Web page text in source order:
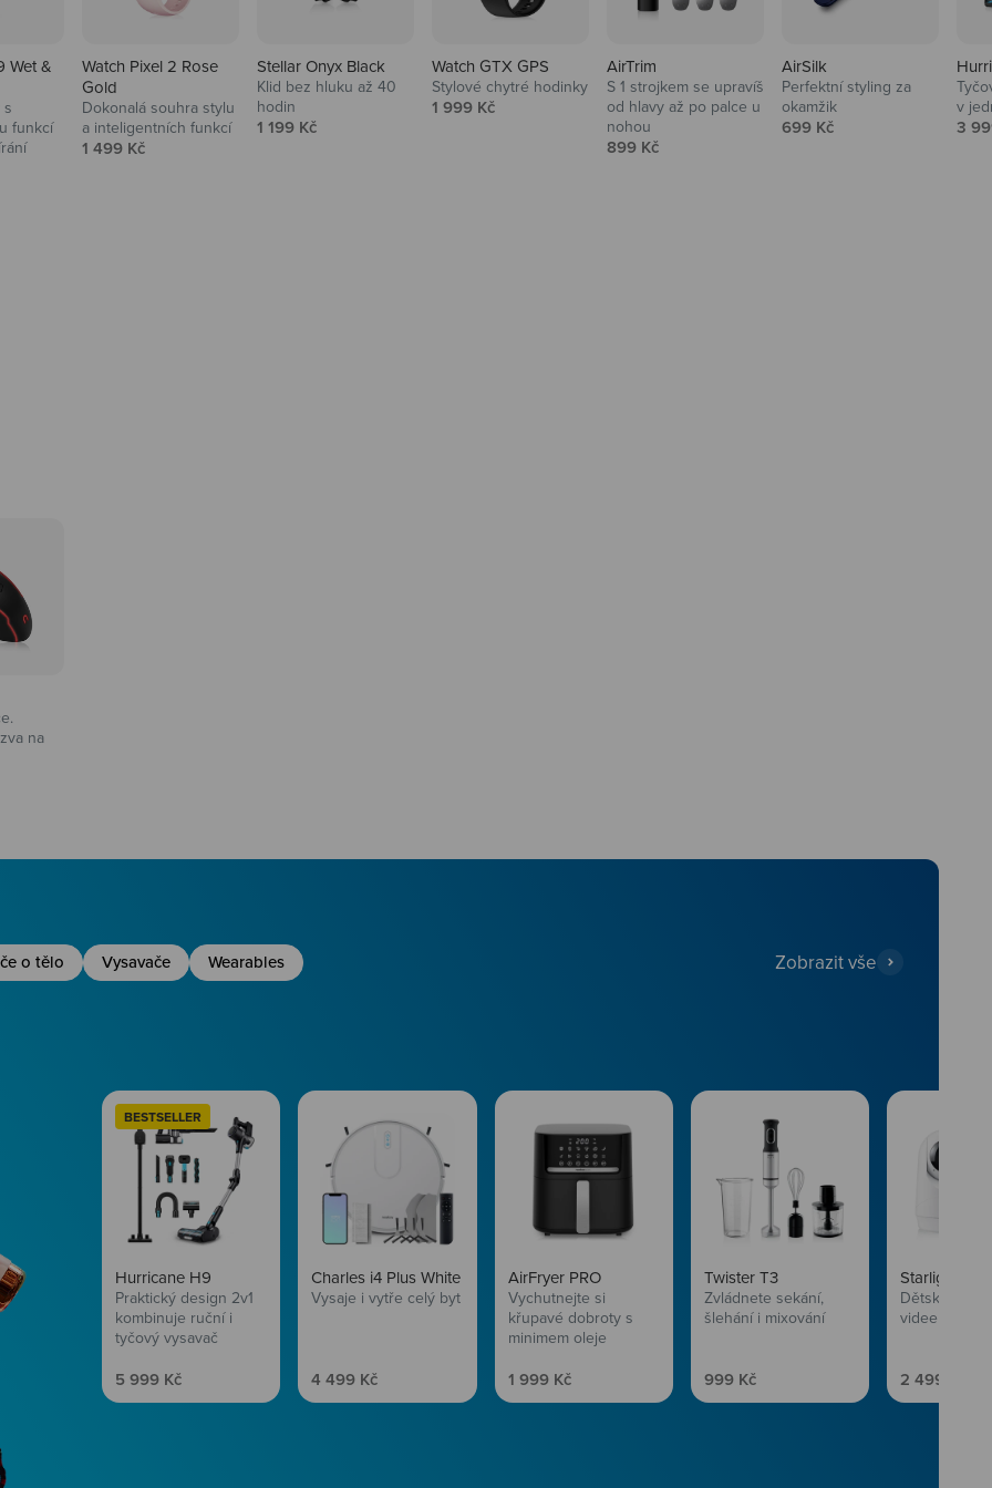
Wet &
s
funkcí
Watch Pixel 2 Rose
Gold
Dokonalá souhra stylu
a inteligentních funkcí
Prodejní cena
1 499 Kč
Stellar Onyx Black
Klid bez hluku až 40
hodin
Prodejní cena
1 199 Kč
Watch GTX GPS
Stylové chytré hodinky
Prodejní cena
1 999 Kč
AirTrim
S 1 strojkem se upravíš
od hlavy až po palce u
nohou
Prodejní cena
899 Kč
AirSilk
Perfektní styling za
okamžik
Prodejní cena
699 Kč
v
3
na
o tělo Vysavače Wearables Zobrazit vše
BESTSELLER
Hurricane H9
Praktický design 2v1
kombinuje ruční i
tyčový vysavač
Prodejní cena
5 999 Kč
Charles i4 Plus White
Vysaje i vytře celý byt
Prodejní cena
4 499 Kč
AirFryer PRO
Vychutnejte si
křupavé dobroty s
minimem oleje
Prodejní cena
1 999 Kč
Twister T3
Zvládnete sekání,
šlehání i mixování
Prodejní cena
999 Kč
Starlight SL5
Dětská
videem
Prodejní
2 499 Kč
Péče o vlasy